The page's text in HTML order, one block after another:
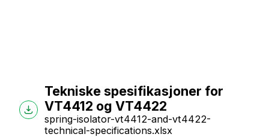
Tekniske spesifikasjoner for
VT4412 og VT4422
spring-isolator-vt4412-and-vt4422-
technical-specifications.xlsx